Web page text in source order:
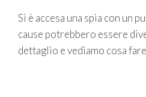
Si è accesa una spia con un
cause potrebbero essere
dettaglio e vediamo cosa